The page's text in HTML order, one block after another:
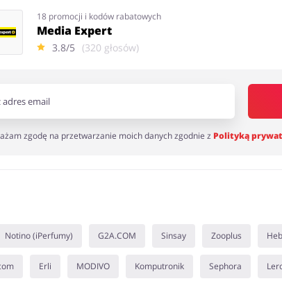
18 promocji i kodów rabatowych
Media Expert
3.8/5 (320 głosów)
zgodę na przetwarzanie moich danych zgodnie z Polityką
Notino (iPerfumy) G2A.COM Sinsay Zooplus
Erli MODIVO Komputronik Sephora